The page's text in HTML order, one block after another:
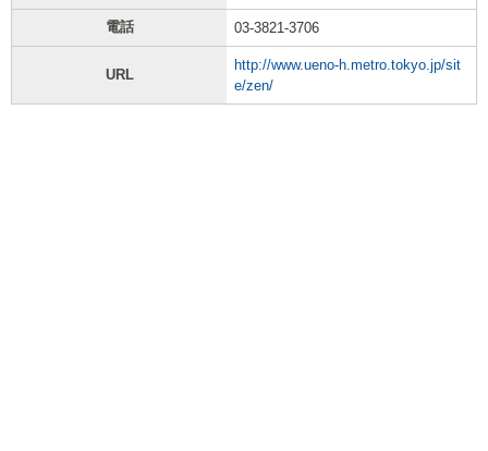
電話 03-3821-3706
URL
http://www.ueno-h.metro.tokyo.jp/sit
e/zen/